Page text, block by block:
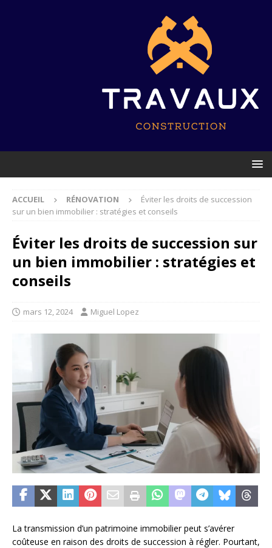
ACCUEIL RÉNOVATION
Éviter les droits de succession
sur un bien immobilier : stratégies et conseils
Éviter les droits de succession sur
un bien immobilier : stratégies et
conseils
mars 12, 2024 Miguel Lopez
La transmission d’un patrimoine immobilier peut s’avérer
coûteuse en raison des droits de succession à régler. Pourtant,